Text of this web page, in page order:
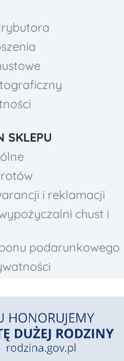
SKLEPU
i reklamacji
chust i
podarunkowego